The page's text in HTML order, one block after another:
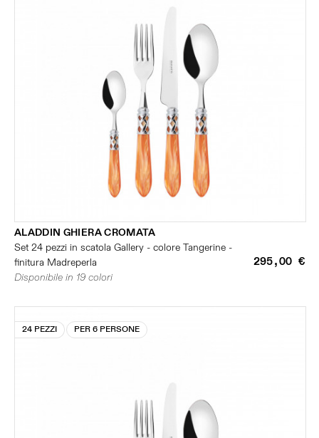
ALADDIN GHIERA CROMATA
Set 24 pezzi in scatola Gallery - colore Tangerine -
finitura Madreperla
295,00 €
Disponibile in 19 colori
24 PEZZI PER 6 PERSONE